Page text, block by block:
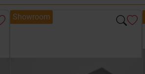
Showroom